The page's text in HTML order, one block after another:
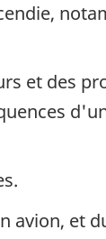
et des
avion, et